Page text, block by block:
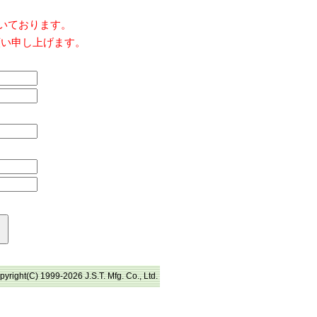
おります。
申し上げます。
1999-2026 J.S.T. Mfg. Co., Ltd.